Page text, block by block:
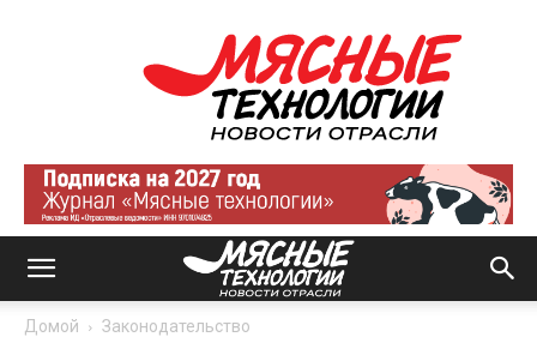
Мясные
технологии
|
Новости
отрасли
Домой Законодательство